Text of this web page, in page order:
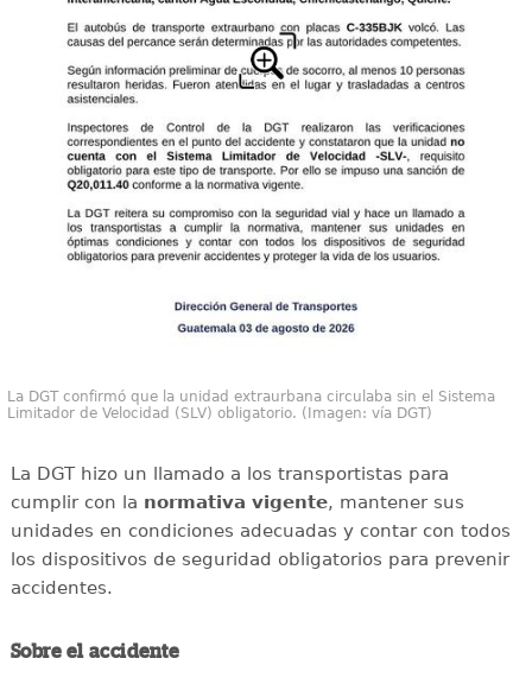
La DGT confirmó que la unidad extraurbana circulaba sin el Sistema
Limitador de Velocidad (SLV) obligatorio. (Imagen: vía DGT)
La DGT hizo un llamado a los transportistas para
cumplir con la normativa vigente, mantener sus
unidades en condiciones adecuadas y contar con todos
los dispositivos de seguridad obligatorios para prevenir
accidentes.
Sobre el accidente